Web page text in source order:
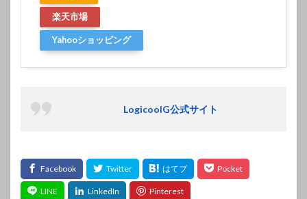
楽天市場
Yahooショッピング
LogicoolG公式サイト